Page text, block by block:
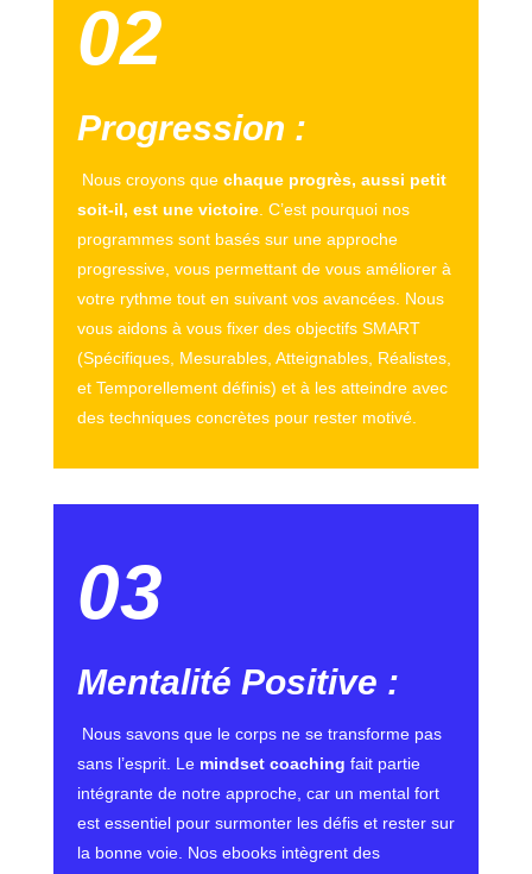
02
Progression :
Nous croyons que chaque progrès, aussi petit
soit-il, est une victoire. C’est pourquoi nos
programmes sont basés sur une approche
progressive, vous permettant de vous améliorer à
votre rythme tout en suivant vos avancées. Nous
vous aidons à vous fixer des objectifs SMART
(Spécifiques, Mesurables, Atteignables, Réalistes,
et Temporellement définis) et à les atteindre avec
des techniques concrètes pour rester motivé.
03
Mentalité Positive :
Nous savons que le corps ne se transforme pas
sans l’esprit. Le mindset coaching fait partie
intégrante de notre approche, car un mental fort
est essentiel pour surmonter les défis et rester sur
la bonne voie. Nos ebooks intègrent des